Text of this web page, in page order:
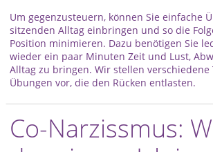
Um gegenzusteuern, können Sie einfache
sitzenden Alltag einbringen und so die
Position minimieren. Dazu benötigen Sie
wieder ein paar Minuten Zeit und Lust,
Alltag zu bringen. Wir stellen verschiedene
Übungen vor, die den Rücken entlasten.
Co-Narzissmus: